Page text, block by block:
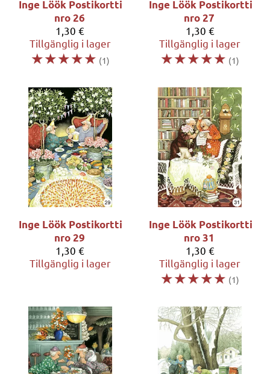
Inge Löök Postikortti
nro 26
1,30 €
Tillgänglig i lager
☆☆☆☆☆ (1)
Inge Löök Postikortti
nro 27
1,30 €
Tillgänglig i lager
☆☆☆☆☆ (1)
Inge Löök Postikortti
nro 29
1,30 €
Tillgänglig i lager
Inge Löök Postikortti
nro 31
1,30 €
Tillgänglig i lager
☆☆☆☆☆ (1)